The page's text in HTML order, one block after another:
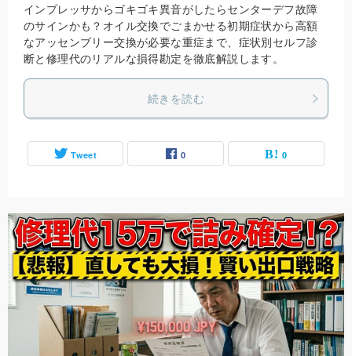
インプレッサからゴキゴキ異音がしたらセンターデフ故障
のサインかも？オイル交換でごまかせる初期症状から高額
なアッセンブリー交換が必要な重症まで、症状別セルフ診
断と修理代のリアルな損得勘定を徹底解説します。
続きを読む
Tweet 0 0